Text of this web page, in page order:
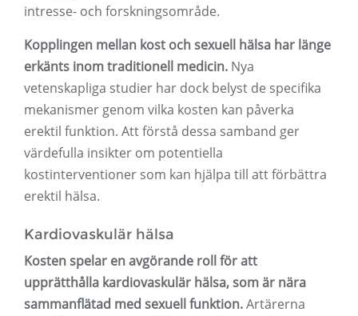
intresse- och forskningsområde.
Kopplingen mellan kost och sexuell hälsa har länge
erkänts inom traditionell medicin. Nya
vetenskapliga studier har dock belyst de specifika
mekanismer genom vilka kosten kan påverka
erektil funktion. Att förstå dessa samband ger
värdefulla insikter om potentiella
kostinterventioner som kan hjälpa till att förbättra
erektil hälsa.
Kardiovaskulär hälsa
Kosten spelar en avgörande roll för att
upprätthålla kardiovaskulär hälsa, som är nära
sammanflätad med sexuell funktion.Artärerna